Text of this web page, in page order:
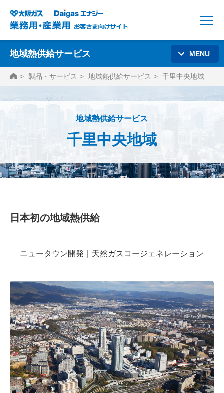
地域熱供給サービス MENU
HOME製品・サービス 地域熱供給サービス 千里中央地域
地域熱供給サービス
千里中央地域
日本初の地域熱供給
ニュータウン開発｜天然ガスコージェネレーション